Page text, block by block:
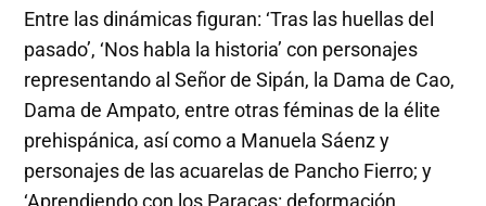
Entre las dinámicas figuran: ‘Tras las huellas del
pasado’, ‘Nos habla la historia’ con personajes
representando al Señor de Sipán, la Dama de Cao,
Dama de Ampato, entre otras féminas de la élite
prehispánica, así como a Manuela Sáenz y
personajes de las acuarelas de Pancho Fierro; y
‘Aprendiendo con los Paracas: deformación